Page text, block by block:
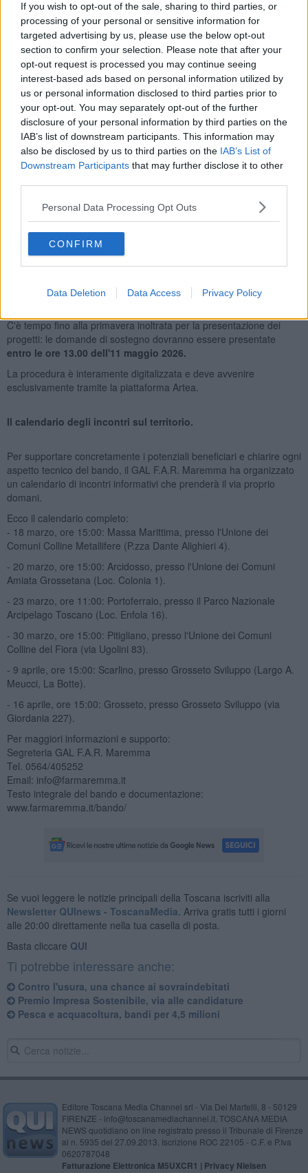
If you wish to opt-out of the sale, sharing to third parties, or
processing of your personal or sensitive information for
targeted advertising by us, please use the below opt-out
section to confirm your selection. Please note that after your
opt-out request is processed you may continue seeing
interest-based ads based on personal information utilized by
us or personal information disclosed to third parties prior to
your opt-out. You may separately opt-out of the further
disclosure of your personal information by third parties on the
IAB’s list of downstream participants. This information may
also be disclosed by us to third parties on the IAB’s List of
Downstream Participants that may further disclose it to other
Personal Data Processing Opt Outs
CONFIRM
Data Deletion Data Access Privacy Policy
- Contributo a fondo perduto pari al 65% delle spese ammissibili.
- Importo del sostegno: da un minimo di 5.000 euro fino a un
massimo di 65.000 euro per ogni singola domanda.
Chi può partecipare
Possono accedere ai fondi le microimprese e le piccole imprese
non agricole già regolarmente costituite e attive. È fondamentale
che le aziende:
- Non esercitino attività agricola.
- Realizzino gli investimenti in un'unità locale situata nei Comuni di
competenza del GAL F.A.R. Maremma, che comprendono i Comuni
della Provincia di Grosseto (con la sola esclusione dei Comuni di
Grosseto e Follonica) e l'intero Arcipelago Toscano.
Quali spese sono finanziabili?
Il bando copre un'ampia gamma di interventi volti allo sviluppo e
all’innovazione aziendale, tra cui:
Lavori e opere edili di riqualificazione dei locali, acquisto di nuovi
macchinari, attrezzature e arredi; investimenti immateriali essenziali
di siti web e l'acquisizione di servizi specifici.
C'è tempo fino alla primavera inoltrata per la presentazione dei
progetti: le domande di sostegno dovranno essere presentate
entro le ore 13.00 dell'11 maggio 2026.
La procedura è interamente digitalizzata e deve avvenire
esclusivamente tramite la piattaforma Artea.
Il calendario degli incontri sul territorio.
Per supportare concretamente i potenziali beneficiari e chiarire ogni
aspetto tecnico del bando, il GAL F.A.R. Maremma ha organizzato
un calendario di incontri informativi che prenderà il via proprio
domani.
Ecco il calendario completo:
- 18 marzo, ore 15:00: Massa Marittima, presso l'Unione dei
Comuni Colline Metallifere (P.zza Dante Alighieri 4).
- 20 marzo, ore 15:00: Arcidosso, presso l'Unione dei Comuni
Amiata Grossetana (Loc. Colonia 1).
- 23 marzo, ore 11:00: Portoferraio, presso il Parco Nazionale
Arcipelago Toscano (Loc. Enfola 16).
- 30 marzo, ore 15:00: Pitigliano, presso l'Unione dei Comuni
Colline del Fiora (via Ugolini 83).
- 9 aprile, ore 15:00: Scarlino, presso Grosseto Sviluppo (Largo A.
Meucci, La Botte).
- 16 aprile, ore 15:00: Grosseto, presso Grosseto Sviluppo (via
Giordania 227).
Per maggiori informazioni e supporto:
Segreteria GAL F.A.R. Maremma
Tel. 0564/405252
Email: info@farmaremma.it
Testo integrale del bando e documentazione:
www.farmaremma.it/bando/
Se vuoi leggere le notizie principali della Toscana iscriviti alla
Newsletter QUInews - ToscanaMedia. Arriva gratis tutti i giorni
alle 20:00 direttamente nella tua casella di posta.
Basta cliccare QUI
Ti potrebbe interessare anche:
Contro l'usura, una chance ai sovraindebitati
Premio Impresa Sostenibile, via alle candidature
Pesca e acquacoltura, bandi per 4,5 milioni
Editore Toscana Media Channel srl - Via Dei Martelli, 8 - 50129
FIRENZE - info@toscanamediachannel.it. TOSCANA MEDIA
NEWS quotidiano on line registrato presso il Tribunale di Firenze
al n. 5935 del 27.09.2013. Iscrizione ROC 22105 - C.F. e P.Iva
0620787048
Fatturazione Elettronica M5UXCR1 | Privacy Nielsen